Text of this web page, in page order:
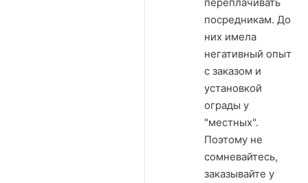
посредникам. До
них имела
негативный опыт
с заказом и
установкой
ограды у
"местных".
Поэтому не
сомневайтесь,
заказывайте у